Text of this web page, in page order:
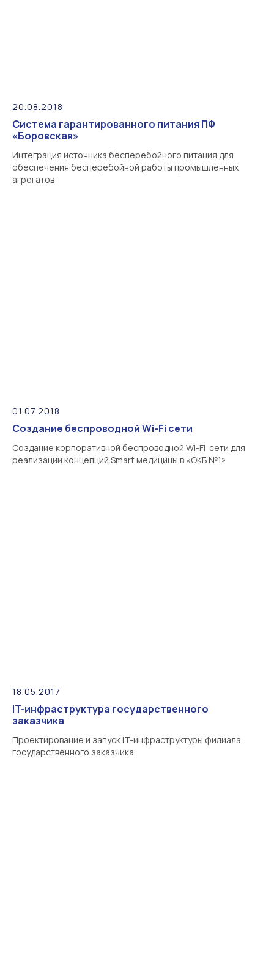
20.08.2018
Система гарантированного питания ПФ
«Боровская»
Интеграция источника бесперебойного питания для
обеспечения бесперебойной работы промышленных
агрегатов
01.07.2018
Создание беспроводной Wi-Fi сети
Создание корпоративной беспроводной Wi-Fi сети для
реализации концепций Smart медицины в «ОКБ №1»
18.05.2017
IT-инфраструктура государственного
заказчика
Проектирование и запуск IT-инфраструктуры филиала
государственного заказчика